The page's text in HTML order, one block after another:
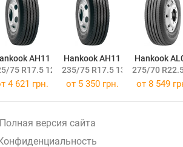
AH11
75 R17.5 129M
Hankook AH11
235/75 R17.5 132M
Hankook
275/70
4 621 грн. от 5 350 грн. от 8 549
Полная версия сайта